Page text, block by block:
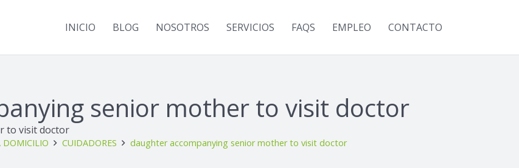
INICIO BLOG NOSOTROS SERVICIOS FAQS EMPLEO CONTACTO
senior mother to visit doctor
to visit doctor
DOMICILIO CUIDADORES daughter accompanying senior mother to visit doctor